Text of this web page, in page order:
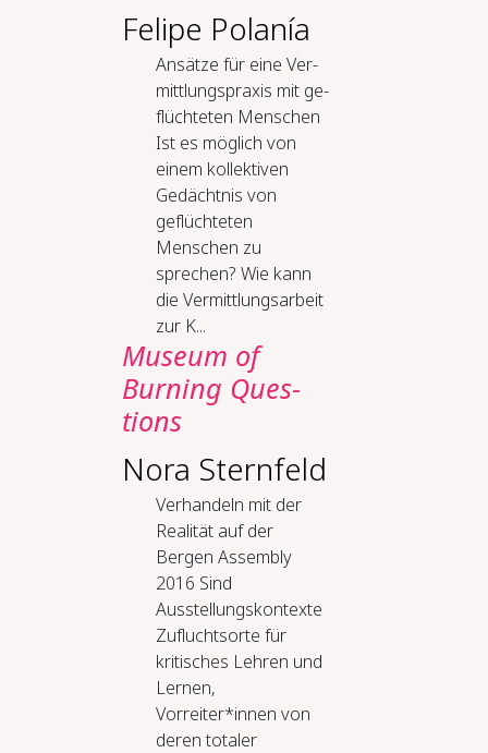
Felipe Polanía
An­sät­ze für ei­ne Ver­
mitt­lungs­pra­xis mit ge­
flüch­te­ten Men­schen
Ist es möglich von
einem kollektiven
Gedächtnis von
geflüchteten
Menschen zu
sprechen? Wie kann
die Vermittlungsarbeit
zur K...
Mu­se­um of
Burn­ing Ques­
tions
Nora Sternfeld
Verhandeln mit der
Realität auf der
Bergen Assembly
2016 Sind
Ausstellungskontexte
Zufluchtsorte für
kritisches Lehren und
Lernen,
Vorreiter*innen von
deren totaler